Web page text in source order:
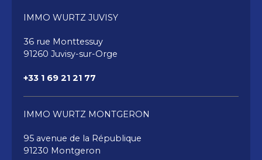
IMMO WURTZ JUVISY
36 rue Monttessuy
91260 Juvisy-sur-Orge
+33 1 69 21 21 77
IMMO WURTZ MONTGERON
95 avenue de la République
91230 Montgeron